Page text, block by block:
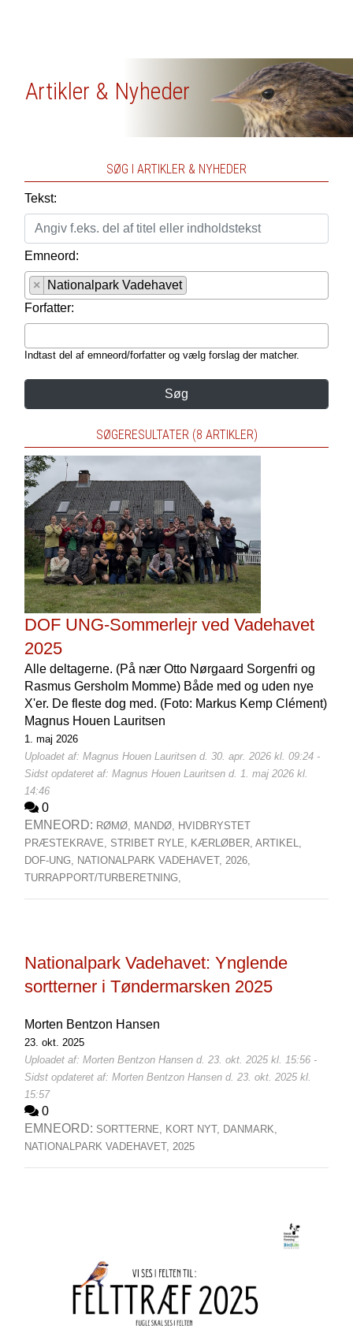
Artikler & Nyheder
SØG I ARTIKLER & NYHEDER
Tekst:
Emneord:
×
Nationalpark Vadehavet
Forfatter:
Indtast del af emneord/forfatter og vælg forslag der matcher.
Søg
SØGERESULTATER (8 ARTIKLER)
DOF UNG-Sommerlejr ved Vadehavet
2025
Alle deltagerne. (På nær Otto Nørgaard Sorgenfri og
Rasmus Gersholm Momme) Både med og uden nye
X'er. De fleste dog med. (Foto: Markus Kemp Clément)
Magnus Houen Lauritsen
1. maj 2026
Uploadet af: Magnus Houen Lauritsen d. 30. apr. 2026 kl. 09:24 -
Sidst opdateret af: Magnus Houen Lauritsen d. 1. maj 2026 kl.
14:46
0
EMNEORD: RØMØ, MANDØ, HVIDBRYSTET
PRÆSTEKRAVE, STRIBET RYLE, KÆRLØBER, ARTIKEL,
DOF-UNG, NATIONALPARK VADEHAVET, 2026,
TURRAPPORT/TURBERETNING,
Nationalpark Vadehavet: Ynglende
sortterner i Tøndermarsken 2025
Morten Bentzon Hansen
23. okt. 2025
Uploadet af: Morten Bentzon Hansen d. 23. okt. 2025 kl. 15:56 -
Sidst opdateret af: Morten Bentzon Hansen d. 23. okt. 2025 kl.
15:57
0
EMNEORD: SORTTERNE, KORT NYT, DANMARK,
NATIONALPARK VADEHAVET, 2025